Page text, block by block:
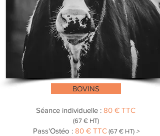
BOVINS
Séance individuelle : 80 € TTC
(67€ HT)
Pass'Ostéo : 80 € TTC(67 € HT) >